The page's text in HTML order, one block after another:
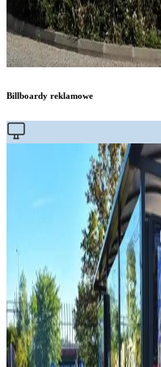
Billboardy reklamowe